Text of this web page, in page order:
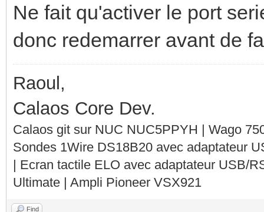
Ne fait qu'activer le port
donc redemarrer avant de
Raoul,
Calaos Core Dev.
Calaos git sur NUC NUC5PPYH | Wago
Sondes 1Wire DS18B20 avec adaptateur
| Ecran tactile ELO avec adaptateur USB/
Ultimate | Ampli Pioneer VSX921
Find